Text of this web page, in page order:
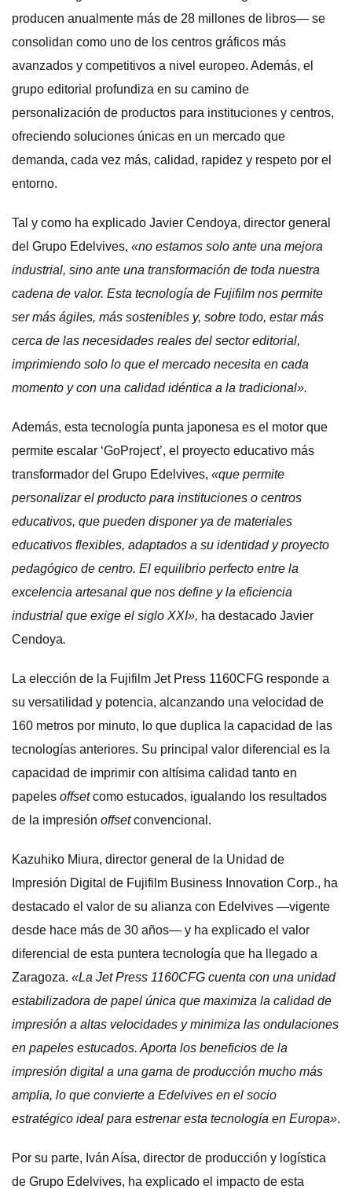
producen anualmente más de 28 millones de libros— se
consolidan como uno de los centros gráficos más
avanzados y competitivos a nivel europeo. Además, el
grupo editorial profundiza en su camino de
personalización de productos para instituciones y centros,
ofreciendo soluciones únicas en un mercado que
demanda, cada vez más, calidad, rapidez y respeto por el
entorno.
Tal y como ha explicado Javier Cendoya, director general
del Grupo Edelvives, «no estamos solo ante una mejora
industrial, sino ante una transformación de toda nuestra
cadena de valor. Esta tecnología de Fujifilm nos permite
ser más ágiles, más sostenibles y, sobre todo, estar más
cerca de las necesidades reales del sector editorial,
imprimiendo solo lo que el mercado necesita en cada
momento y con una calidad idéntica a la tradicional».
Además, esta tecnología punta japonesa es el motor que
permite escalar ‘GoProject’, el proyecto educativo más
transformador del Grupo Edelvives, «que permite
personalizar el producto para instituciones o centros
educativos, que pueden disponer ya de materiales
educativos flexibles, adaptados a su identidad y proyecto
pedagógico de centro. El equilibrio perfecto entre la
excelencia artesanal que nos define y la eficiencia
industrial que exige el siglo XXI», ha destacado Javier
Cendoya.
La elección de la Fujifilm Jet Press 1160CFG responde a
su versatilidad y potencia, alcanzando una velocidad de
160 metros por minuto, lo que duplica la capacidad de las
tecnologías anteriores. Su principal valor diferencial es la
capacidad de imprimir con altísima calidad tanto en
papeles offsetcomo estucados, igualando los resultados
de la impresión offsetconvencional.
Kazuhiko Miura, director general de la Unidad de
Impresión Digital de Fujifilm Business Innovation Corp., ha
destacado el valor de su alianza con Edelvives —vigente
desde hace más de 30 años— y ha explicado el valor
diferencial de esta puntera tecnología que ha llegado a
Zaragoza. «La Jet Press 1160CFG cuenta con una unidad
estabilizadora de papel única que maximiza la calidad de
impresión a altas velocidades y minimiza las ondulaciones
en papeles estucados. Aporta los beneficios de la
impresión digital a una gama de producción mucho más
amplia, lo que convierte a Edelvives en el socio
estratégico ideal para estrenar esta tecnología en Europa».
Por su parte, Iván Aísa, director de producción y logística
de Grupo Edelvives, ha explicado el impacto de esta